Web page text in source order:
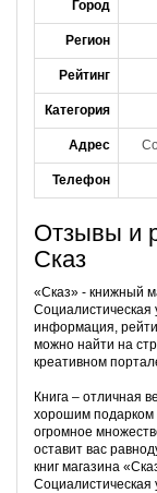
Город
Регион
Рейтинг
Категория
Адрес
Телефон
Отзывы и
Сказ
«Сказ» - книжный
Социалистическая
информация,
можно найти на
креативном
Книга – отличная
хорошим подарком
огромное
оставит вас
книг магазина
Социалистическая